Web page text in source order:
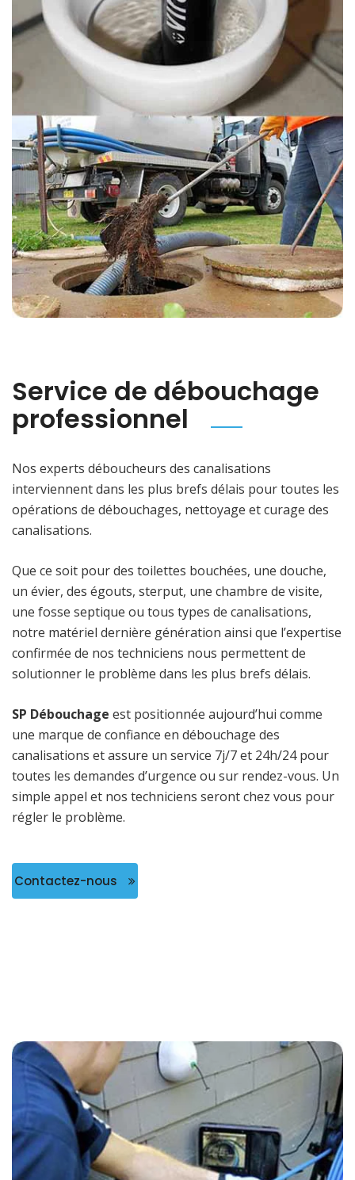
Service de débouchage
professionnel
Nos experts déboucheurs des canalisations
interviennent dans les plus brefs délais pour toutes les
opérations de débouchages, nettoyage et curage des
canalisations.
Que ce soit pour des toilettes bouchées, une douche,
un évier, des égouts, sterput, une chambre de visite,
une fosse septique ou tous types de canalisations,
notre matériel dernière génération ainsi que l’expertise
confirmée de nos techniciens nous permettent de
solutionner le problème dans les plus brefs délais.
SP Débouchage est positionnée aujourd’hui comme
une marque de confiance en débouchage des
canalisations et assure un service 7j/7 et 24h/24 pour
toutes les demandes d’urgence ou sur rendez-vous. Un
simple appel et nos techniciens seront chez vous pour
régler le problème.
Contactez-nous